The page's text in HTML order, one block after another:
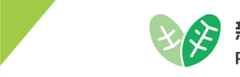
要